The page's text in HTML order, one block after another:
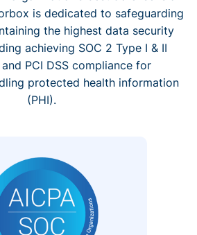
is dedicated to safeguarding
the highest data security
achieving SOC 2 Type I & II
PCI DSS compliance for
protected health information
(PHI).